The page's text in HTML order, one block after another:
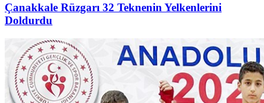
Çanakkale Rüzgarı 32 Teknenin Yelkenlerini
Doldurdu